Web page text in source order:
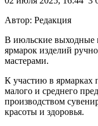
Автор: Редакция
В июльские выходные
ярмарок изделий
мастерами.
К участию в ярмарках
малого и среднего
производством
красоты и здоровья.